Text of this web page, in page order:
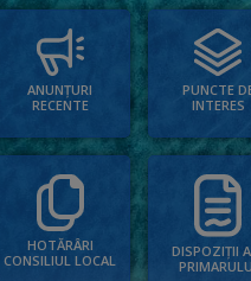
ANUNȚURI
RECENTE
PUNCTE
INTERES
HOTĂRÂRI
CONSILIUL LOCAL
DISPOZIȚII